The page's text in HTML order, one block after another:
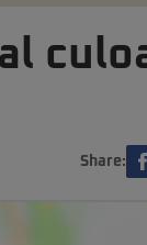
Share: